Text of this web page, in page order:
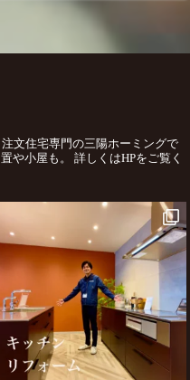
注文住宅専門の三陽ホーミングで
や小屋も。
詳しくはHPをご覧く